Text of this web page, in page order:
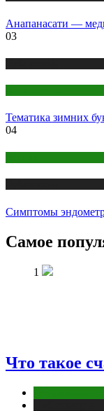
Анапанасати —
03
Тематика зимних
04
Симптомы
Самое
1
Что такое